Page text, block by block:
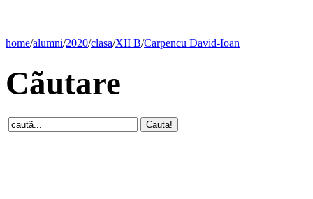
home/alumni/2020/clasa/XII B/Carpencu David-Ioan
Cãutare